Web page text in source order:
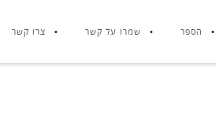
הספר שמרו על קשר צרו קשר